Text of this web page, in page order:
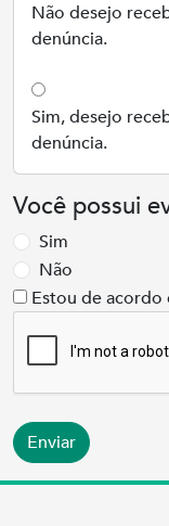
Não desejo
denúncia.
Sim, desejo
denúncia.
Você possui
Sim
Não
Estou de acordo
Enviar